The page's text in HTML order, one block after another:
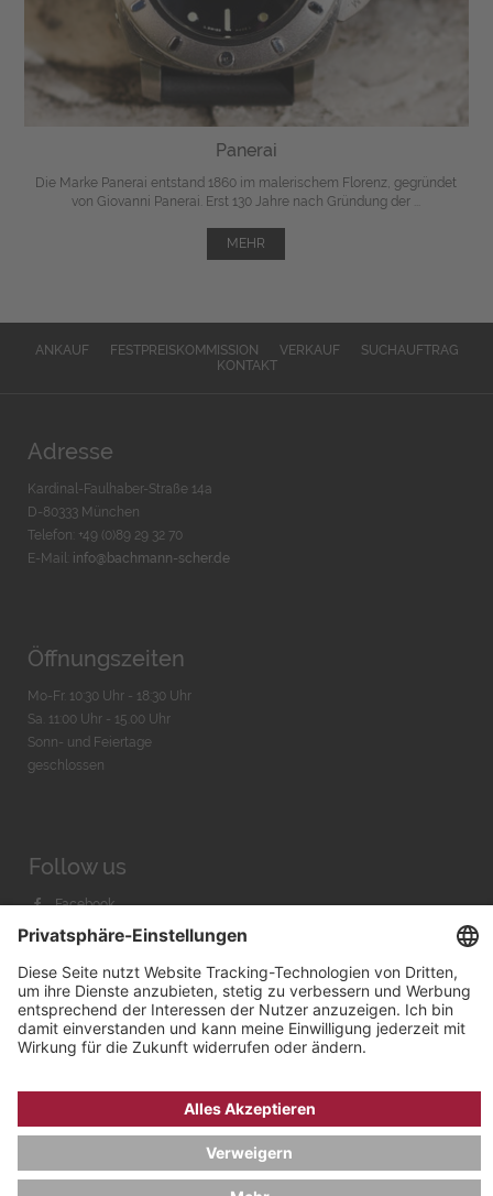
Panerai
Die Marke Panerai entstand 1860 im malerischem Florenz, gegründet
von Giovanni Panerai. Erst 130 Jahre nach Gründung der ...
MEHR
ANKAUF FESTPREISKOMMISSION VERKAUF
SUCHAUFTRAG
KONTAKT
Adresse
Kardinal-Faulhaber-Straße 14a
D-80333 München
Telefon: +49 (0)89 29 32 70
E-Mail: info@bachmann-scher.de
Öffnungszeiten
Mo-Fr. 10:30 Uhr - 18:30 Uhr
Sa. 11:00 Uhr - 15.00 Uhr
Sonn- und Feiertage
geschlossen
Follow us
Facebook
Instagram
Youtube
Bachmann & Scher GmbH / Watchandco GmbH
DATENSCHUTZ IMPRESSUM
VERSANDKOSTEN